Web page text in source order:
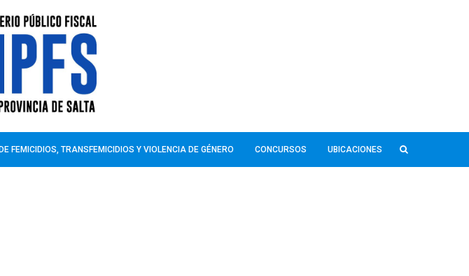
FEMICIDIOS, TRANSFEMICIDIOS Y VIOLENCIA DE GÉNERO CONCURSOS UBICACIONES